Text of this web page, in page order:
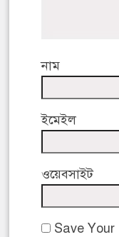
নাম
ইমেইল
ওয়েবসাইট
Save